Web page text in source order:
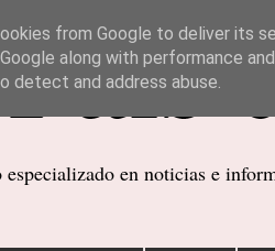
en noticias e
from Google to deliver its
along with performance
detect and address abuse.